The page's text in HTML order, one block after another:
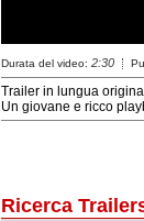
Durata del video: 2:30
Trailer in lungua
Un giovane e ricco
Ricerca